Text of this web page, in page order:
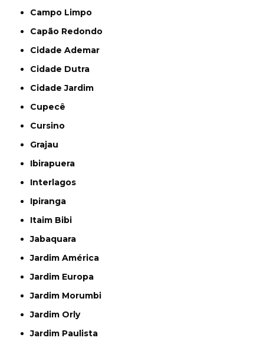
Campo Limpo
Capão Redondo
Cidade Ademar
Cidade Dutra
Cidade Jardim
Cupecê
Cursino
Grajau
Ibirapuera
Interlagos
Ipiranga
Itaim Bibi
Jabaquara
Jardim América
Jardim Europa
Jardim Morumbi
Jardim Orly
Jardim Paulista